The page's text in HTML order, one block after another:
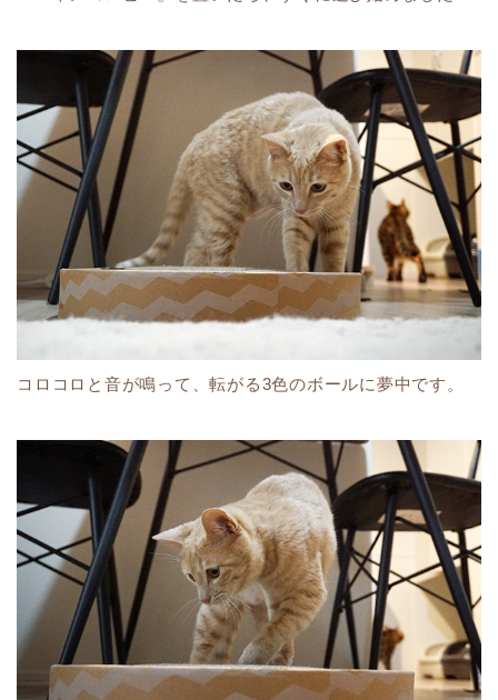
コロコロと音が鳴って、転がる3色のボールに夢中です。